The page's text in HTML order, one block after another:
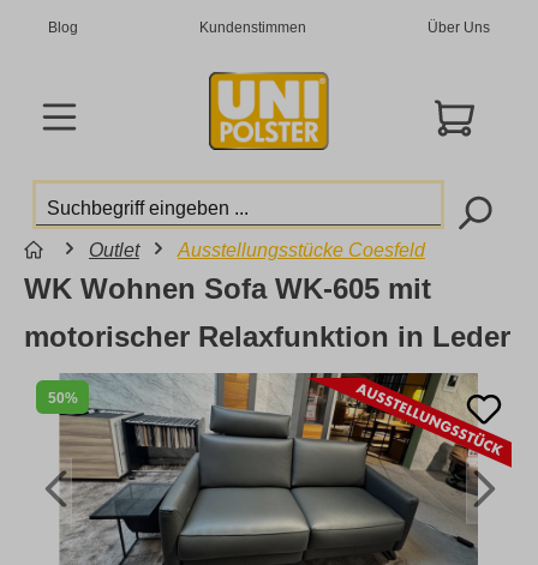
Blog Kundenstimmen Über Uns
Outlet Ausstellungsstücke Coesfeld
50%
WK Wohnen Sofa WK-605 mit
motorischer Relaxfunktion in Leder